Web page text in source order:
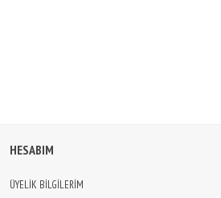
HESABIM
ÜYELİK BİLGİLERİM